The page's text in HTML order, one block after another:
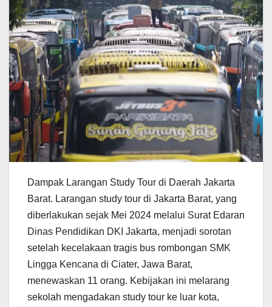
Dampak Larangan Study Tour di Daerah Jakarta
Barat. Larangan study tour di Jakarta Barat, yang
diberlakukan sejak Mei 2024 melalui Surat Edaran
Dinas Pendidikan DKI Jakarta, menjadi sorotan
setelah kecelakaan tragis bus rombongan SMK
Lingga Kencana di Ciater, Jawa Barat,
menewaskan 11 orang. Kebijakan ini melarang
sekolah mengadakan study tour ke luar kota,